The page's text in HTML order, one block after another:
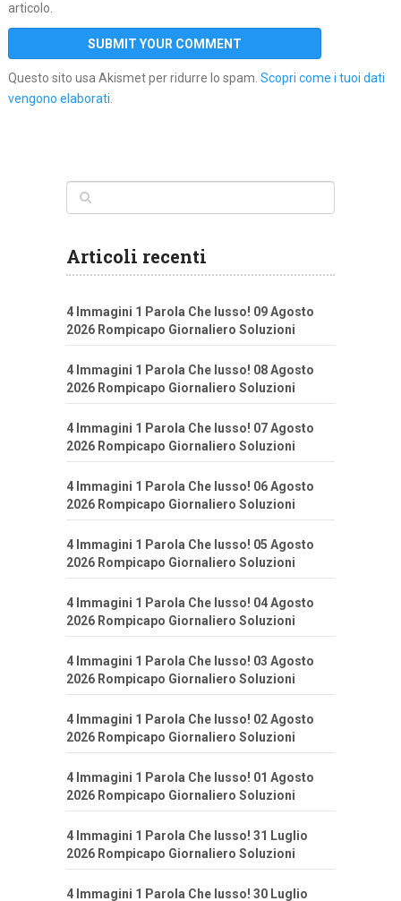
articolo.
Questo sito usa Akismet per ridurre lo spam. Scopri come i tuoi dati
vengono elaborati.
Articoli recenti
4 Immagini 1 Parola Che lusso! 09 Agosto
2026 Rompicapo Giornaliero Soluzioni
4 Immagini 1 Parola Che lusso! 08 Agosto
2026 Rompicapo Giornaliero Soluzioni
4 Immagini 1 Parola Che lusso! 07 Agosto
2026 Rompicapo Giornaliero Soluzioni
4 Immagini 1 Parola Che lusso! 06 Agosto
2026 Rompicapo Giornaliero Soluzioni
4 Immagini 1 Parola Che lusso! 05 Agosto
2026 Rompicapo Giornaliero Soluzioni
4 Immagini 1 Parola Che lusso! 04 Agosto
2026 Rompicapo Giornaliero Soluzioni
4 Immagini 1 Parola Che lusso! 03 Agosto
2026 Rompicapo Giornaliero Soluzioni
4 Immagini 1 Parola Che lusso! 02 Agosto
2026 Rompicapo Giornaliero Soluzioni
4 Immagini 1 Parola Che lusso! 01 Agosto
2026 Rompicapo Giornaliero Soluzioni
4 Immagini 1 Parola Che lusso! 31 Luglio
2026 Rompicapo Giornaliero Soluzioni
4 Immagini 1 Parola Che lusso! 30 Luglio